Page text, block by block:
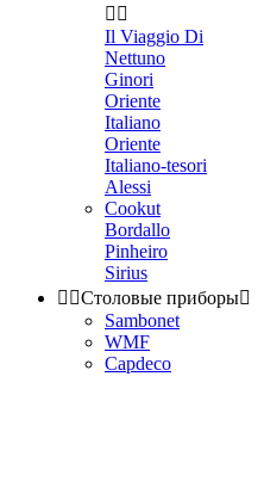
 
Il Viaggio Di
Nettuno
Ginori
Oriente
Italiano
Oriente
Italiano-tesori
Alessi
Cookut
Bordallo
Pinheiro
Sirius
 Столовые приборы
Sambonet
WMF
Capdeco